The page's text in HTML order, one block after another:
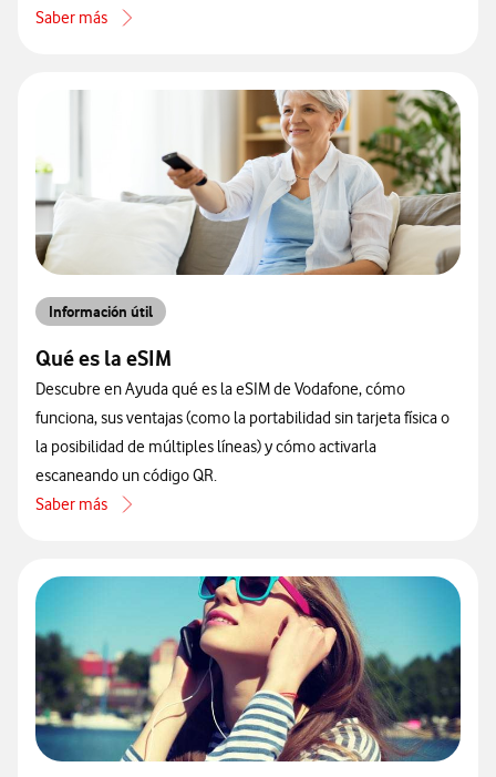
Saber más
acerca de Cómo contactar con atención al cliente de Vodafone
Información útil
Qué es la eSIM
Descubre en Ayuda qué es la eSIM de Vodafone, cómo
funciona, sus ventajas (como la portabilidad sin tarjeta física o
la posibilidad de múltiples líneas) y cómo activarla
escaneando un código QR.
Saber más
acerca de Qué es la eSIM